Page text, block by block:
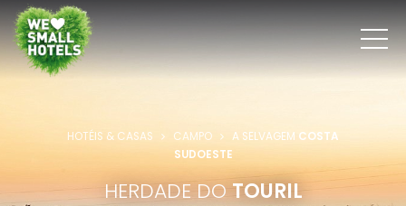
HOTÉIS & CASAS CAMPO A SELVAGEM COSTA
SUDOESTE
HERDADE DOTOURIL